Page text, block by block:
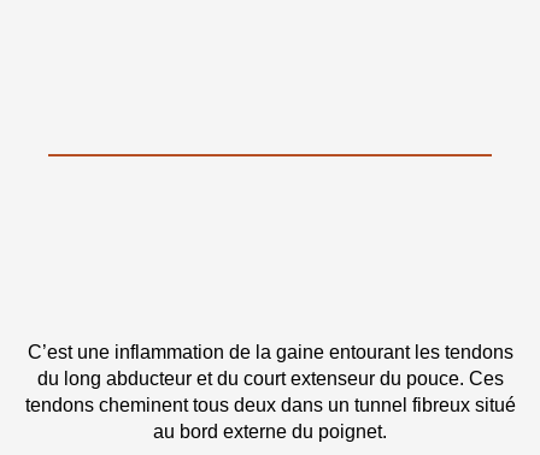
C’est une inflammation de la gaine entourant les tendons
du long abducteur et du court extenseur du pouce. Ces
tendons cheminent tous deux dans un tunnel fibreux situé
au bord externe du poignet.